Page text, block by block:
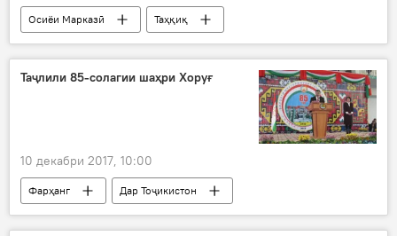
Осиёи Марказӣ
Таҳқиқ
Ҳамаи хабарҳо
Санкт-Петербург
Умар Мамадиев
Давлати Исломӣ
Таҷлили 85-солагии шаҳри Хоруғ
10 декабри 2017, 10:00
Фарҳанг
Дар Тоҷикистон
Ҳамаи хабарҳо
Хоруғ